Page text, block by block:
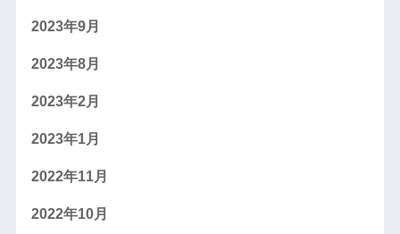
2023年9月
2023年8月
2023年2月
2023年1月
2022年11月
2022年10月